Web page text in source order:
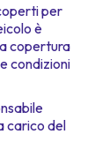
per
è
copertura
condizioni
carico del